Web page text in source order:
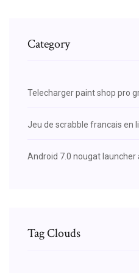
Category
Telecharger paint shop pro
Jeu de scrabble francais en
Android 7.0 nougat
Tag Clouds